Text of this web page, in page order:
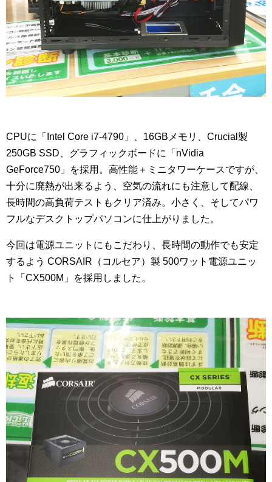
CPUに「Intel Core i7-4790」、16GBメモリ、Crucial製
250GB SSD、グラフィックボードに「nVidia
GeForce750」を採用。高性能＋ミニタワーケースですが、
十分に廃熱が出来るよう、空気の流れにも注意して配線、
長時間の高負荷テストもクリア済み。小さく、そしてパワ
フルなデスクトップパソコンに仕上がりました。
今回は電源ユニットにもこだわり、長時間の動作でも安定
するよう CORSAIR（コルセア）製 500ワット電源ユニッ
ト「CX500M」を採用しました。